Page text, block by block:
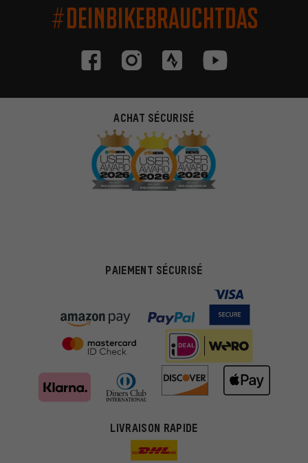
#DEINBIKEBRAUCHTDAS
ACHAT SÉCURISÉ
PAIEMENT SÉCURISÉ
LIVRAISON RAPIDE
Des offres plus adaptées
pertinentes. Les cookies de marketing nous aident à identifier tes
intérêts et à te présenter des offres et des conseils sur mesure.